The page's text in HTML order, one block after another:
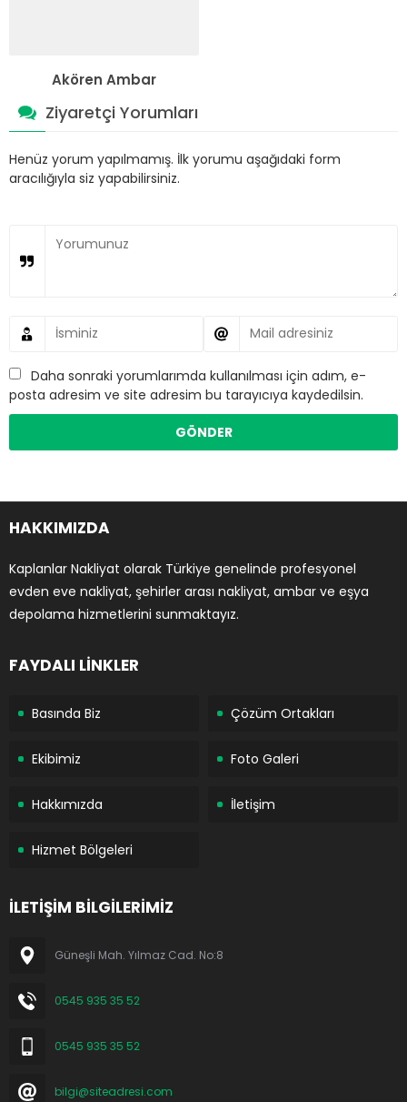
Akören Ambar
Ziyaretçi Yorumları
Henüz yorum yapılmamış. İlk yorumu aşağıdaki form
aracılığıyla siz yapabilirsiniz.
Daha sonraki yorumlarımda kullanılması için adım, e-
posta adresim ve site adresim bu tarayıcıya kaydedilsin.
HAKKIMIZDA
Kaplanlar Nakliyat olarak Türkiye genelinde profesyonel
evden eve nakliyat, şehirler arası nakliyat, ambar ve eşya
depolama hizmetlerini sunmaktayız.
FAYDALI LİNKLER
Basında Biz Çözüm Ortakları
Ekibimiz Foto Galeri
Hakkımızda İletişim
Hizmet Bölgeleri
İLETİŞİM BİLGİLERİMİZ
Güneşli Mah. Yılmaz Cad. No:8
0545 935 35 52
0545 935 35 52
bilgi@siteadresi.com